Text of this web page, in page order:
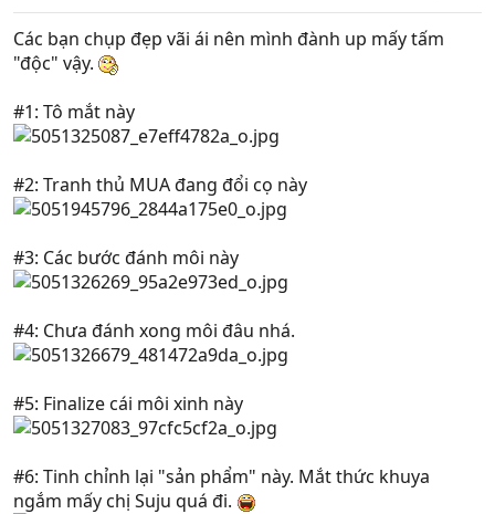
Các bạn chụp đẹp vãi ái nên mình đành up mấy tấm
"độc" vậy.
#1: Tô mắt này
#2: Tranh thủ MUA đang đổi cọ này
#3: Các bước đánh môi này
#4: Chưa đánh xong môi đâu nhá.
#5: Finalize cái môi xinh này
#6: Tinh chỉnh lại "sản phẩm" này. Mắt thức khuya
ngắm mấy chị Suju quá đi.